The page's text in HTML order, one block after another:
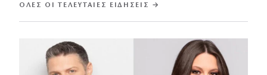
ΌΛΕΣ ΟΙ ΤΕΛΕΥΤΑΊΕΣ ΕΙΔΉΣΕΙΣ →